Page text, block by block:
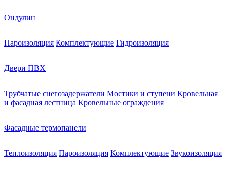
Ондулин
Пароизоляция Комплектующие Гидроизоляция
Двери ПВХ
Трубчатые снегозадержатели Мостики и ступени Кровельная
и фасадная лестница Кровельные ограждения
Фасадные термопанели
Теплоизоляция Пароизоляция Комплектующие Звукоизоляция